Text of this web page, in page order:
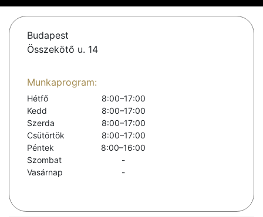
Budapest
Összekötő u. 14
Munkaprogram:
Hétfő
8:00–17:00
Kedd
8:00–17:00
Szerda
8:00–17:00
Csütörtök
8:00–17:00
Péntek
8:00–16:00
Szombat
-
Vasárnap
-